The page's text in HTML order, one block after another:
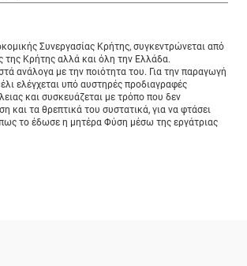
Συνεργασίας Κρήτης, συγκεντρώνεται από
της Κρήτης αλλά και όλη την Ελλάδα.
ανάλογα με την ποιότητα του. Για την παραγωγή
ελέγχεται υπό αυστηρές προδιαγραφές
και συσκευάζεται με τρόπο που δεν
και τα θρεπτικά του συστατικά, για να φτάσει
το έδωσε η μητέρα Φύση μέσω της εργάτριας